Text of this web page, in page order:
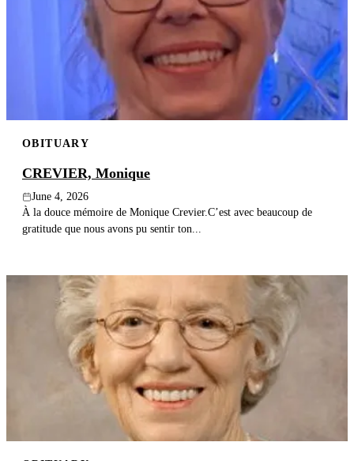
OBITUARY
CREVIER, Monique
June 4, 2026
À la douce mémoire de Monique Crevier.C’est avec beaucoup de
gratitude que nous avons pu sentir ton...